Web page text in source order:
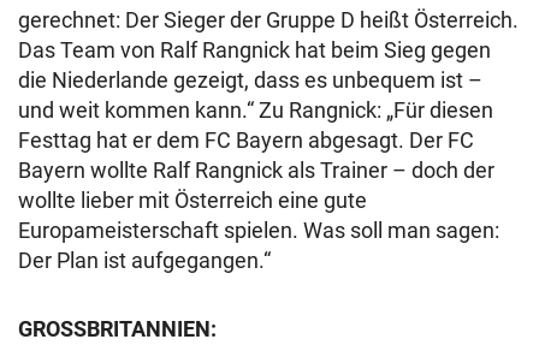
gerechnet: Der Sieger der Gruppe D heißt Österreich.
Das Team von Ralf Rangnick hat beim Sieg gegen
die Niederlande gezeigt, dass es unbequem ist –
und weit kommen kann.“ Zu Rangnick: „Für diesen
Festtag hat er dem FC Bayern abgesagt. Der FC
Bayern wollte Ralf Rangnick als Trainer – doch der
wollte lieber mit Österreich eine gute
Europameisterschaft spielen. Was soll man sagen:
Der Plan ist aufgegangen.“
GROSSBRITANNIEN: